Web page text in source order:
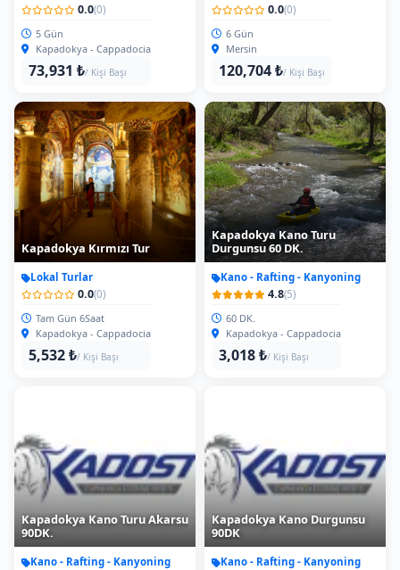
0.0(0)
5 Gün
Kapadokya - Cappadocia
73,931 ₺/ Kişi Başı
0.0(0)
6 Gün
Mersin
120,704 ₺/ Kişi Başı
Kapadokya Kırmızı Tur
Lokal Turlar
0.0(0)
Tam Gün 6Saat
Kapadokya - Cappadocia
5,532 ₺/ Kişi Başı
Kapadokya Kano Turu
Durgunsu 60 DK.
Kano - Rafting - Kanyoning
4.8(5)
60 DK.
Kapadokya - Cappadocia
3,018 ₺/ Kişi Başı
Kapadokya Kano Turu Akarsu
90DK.
Kano - Rafting - Kanyoning
Kapadokya Kano Durgunsu
90DK
Kano - Rafting - Kanyoning